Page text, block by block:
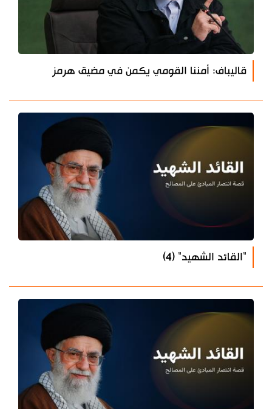
قاليباف: أمننا القومي يكمن في مضيق هرمز
"القائد الشهيد" (4)